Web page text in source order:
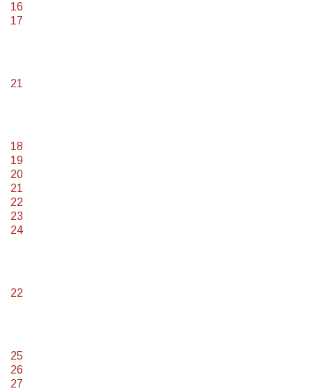
16
17
21
18
19
20
21
22
23
24
22
25
26
27